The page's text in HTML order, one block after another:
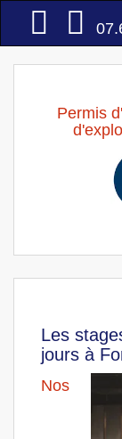
Accueil
Permis
Les
jours à
Nos